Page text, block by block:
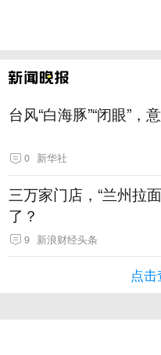
台风“白海豚”“闭眼”，
0 新华社
三万家门店，“兰州拉
了？
9 新浪财经头条
点